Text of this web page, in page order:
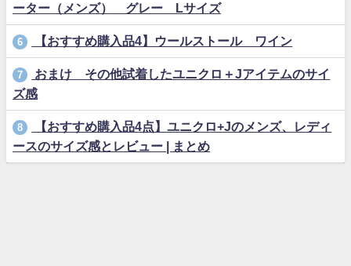
ーター（メンズ） グレー Lサイズ
6 【おすすめ購入品4】ウールストール ワイン
7
おまけ その他試着したユニクロ＋Jアイテムのサイ
ズ感
8
【おすすめ購入品4点】ユニクロ+Jのメンズ、レディ
ースのサイズ感とレビュー | まとめ